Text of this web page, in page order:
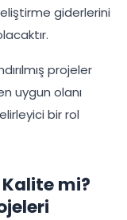
giderlerini
projeler
uygun olanı
bir rol
Kalite mi?